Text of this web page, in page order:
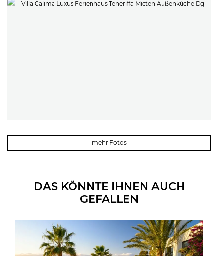
mehr Fotos
DAS KÖNNTE IHNEN AUCH
GEFALLEN